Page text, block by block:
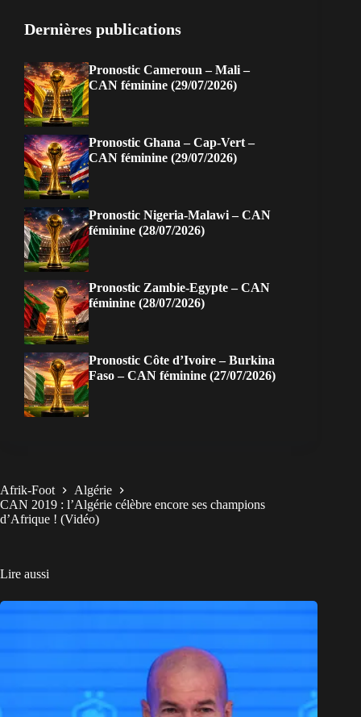
Dernières publications
Pronostic Cameroun – Mali –
CAN féminine (29/07/2026)
Pronostic Ghana – Cap-Vert –
CAN féminine (29/07/2026)
Pronostic Nigeria-Malawi – CAN
féminine (28/07/2026)
Pronostic Zambie-Egypte – CAN
féminine (28/07/2026)
Pronostic Côte d’Ivoire – Burkina
Faso – CAN féminine (27/07/2026)
Afrik-Foot
Algérie
CAN 2019 : l’Algérie célèbre encore ses champions
d’Afrique ! (Vidéo)
Lire aussi